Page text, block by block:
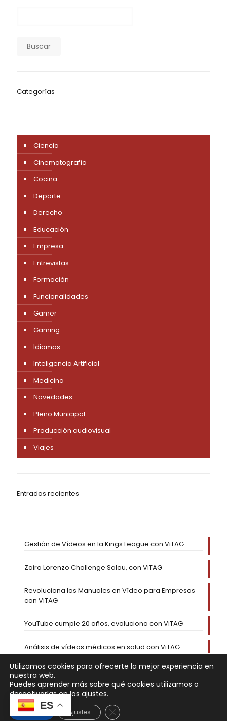
Buscar
Categorías
Ciencia
Cinematografía
Cocina
Deporte
Derecho
Educación
Empresa
Entrevistas
Formación
Funcionalidades
Gamer
Gaming
Idiomas
Inteligencia Artificial
Medicina
Novedades
Pleno Municipal
Producción audiovisual
Viajes
Entradas recientes
Gestión de Vídeos en la Kings League con ViTAG
Zaira Lorenzo Challenge Salou, con ViTAG
Revoluciona los Manuales en Vídeo para Empresas
con ViTAG
YouTube cumple 20 años, evoluciona con ViTAG
Análisis de vídeos médicos en salud con ViTAG
ES
Utilizamos cookies para ofrecerte la mejor experiencia en
nuestra web.
Puedes aprender más sobre qué cookies utilizamos o
desactivarlas en los ajustes.
Aceptar Ajustes Cerrar el banner de cookies